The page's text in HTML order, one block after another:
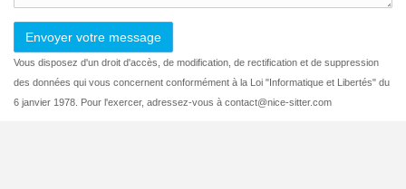
Envoyer votre message
Vous disposez d'un droit d'accès, de modification, de rectification et de suppression
des données qui vous concernent conformément à la Loi "Informatique et Libertés" du
6 janvier 1978. Pour l'exercer, adressez-vous à contact@nice-sitter.com